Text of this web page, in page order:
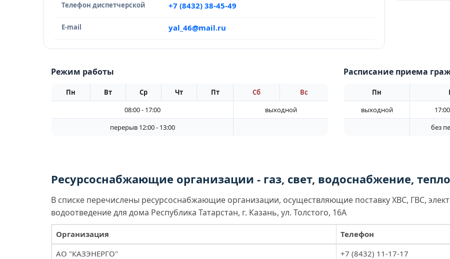
Телефон диспетчерской +7 (8432) 38-45-49
E-mail yal_46@mail.ru
Режим работы
Пн Вт Ср Чт Пт Сб
Вс
08:00 - 17:00
выходной
перерыв 12:00 - 13:00
Расписание приема
Пн
выходной
без
Ресурсоснабжающие организации - газ, свет, водоснабжение,
В списке перечислены ресурсоснабжающие организации, осуществляющие поставку ХВС, ГВС,
водоотведение для дома Республика Татарстан, г. Казань, ул. Толстого, 16А
Организация Телефон
АО "КАЗЭНЕРГО"
+7 (8432) 11-17-17